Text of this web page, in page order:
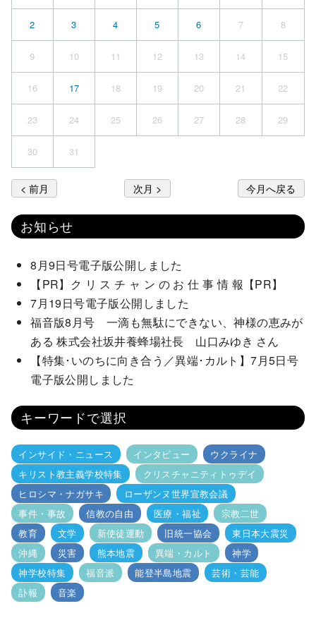
2 3 4 5 6 7 8
9 10 11 12 13 14 15
16 17 18 19 20 21 22
23 24 25 26 27 28 29
30 31
< 前月 次月 > 今月へ戻る
お知らせ
8月9日号電子版公開しました
【PR】ク リ ス チ ャ ン の お 仕 事 情 報【PR】
7月19日号電子版公開しました
福音版8月号 一滴も無駄にできない、神様の恵みが
ある 株式会社坂井養蜂場社長 山口みゆき さん
【特集･いのちに向き合う／異端･カルト】7月5日号
電子版公開しました
キーワードで選択
インサイド・ニュース インタビュー
ウクライナ
キリスト教主義学校特集
クリスチャニティトゥデイ
ヒロシマ・ナガサキ
ローザンヌ世界宣教会議
事件・事故
信教の自由 医療・福祉
宗教二世
教育
文学 新使徒運動 旧統一協会
東日本大震災
沖縄
災害 熊本地震 異端・カルト
神学
神学校特集
福音派 能登半島地震
芸術・芸能
訃報
音楽